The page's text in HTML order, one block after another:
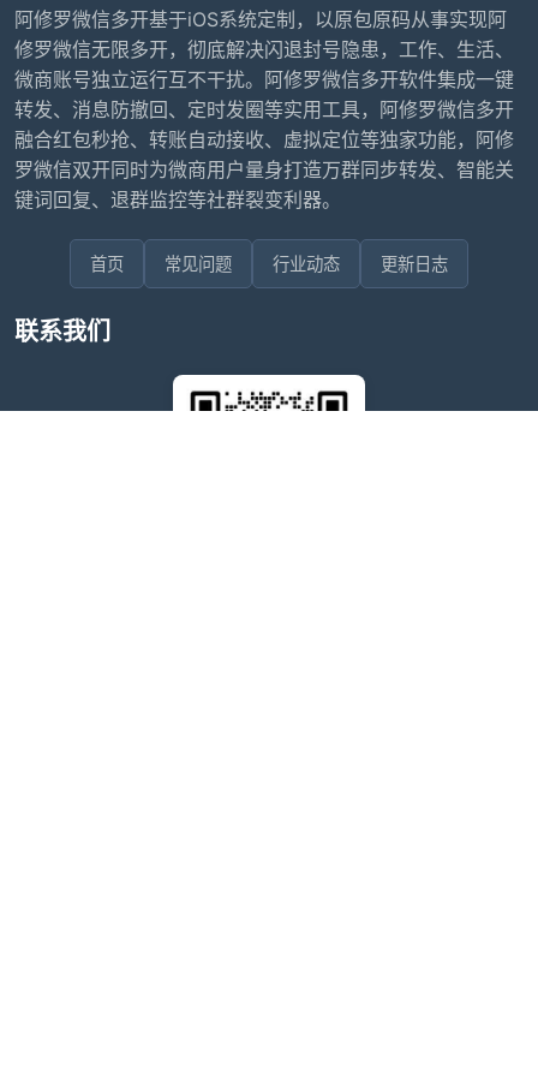
阿修罗微信多开基于iOS系统定制，以原包原码从事实现阿
修罗微信无限多开，彻底解决闪退封号隐患，工作、生活、
微商账号独立运行互不干扰。阿修罗微信多开软件集成一键
转发、消息防撤回、定时发圈等实用工具，阿修罗微信多开
融合红包秒抢、转账自动接收、虚拟定位等独家功能，阿修
罗微信双开同时为微商用户量身打造万群同步转发、智能关
键词回复、退群监控等社群裂变利器。
首页 常见问题 行业动态 更新日志
联系我们